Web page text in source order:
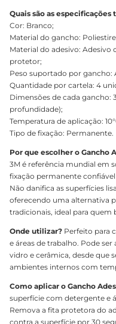
Quais são as especificações
Cor: Branco;
Material do gancho:
Material do adesivo:
protetor;
Peso suportado por gancho:
Quantidade por cartela: 4
Dimensões de cada gancho:
profundidade);
Temperatura de aplicação:
Tipo de fixação: Permanente.
Por que escolher o Gancho
3M é referência mundial em
fixação permanente
Não danifica as superfícies
oferecendo uma alternativa
tradicionais, ideal para quem
Onde utilizar? Perfeito para
e áreas de trabalho. Pode
vidro e cerâmica, desde que
ambientes internos com
Como aplicar o Gancho
superfície com detergente e
Remova a fita protetora do
contra a superfície por 30